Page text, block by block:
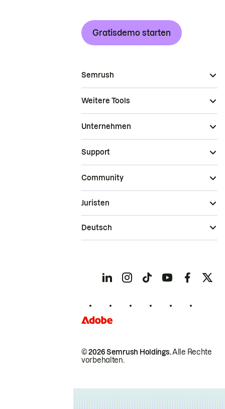
Gratisdemo starten
Semrush
Weitere Tools
Unternehmen
Support
Community
© 2026 Semrush Holdings.Alle Rechte
vorbehalten.
Juristen
Deutsch